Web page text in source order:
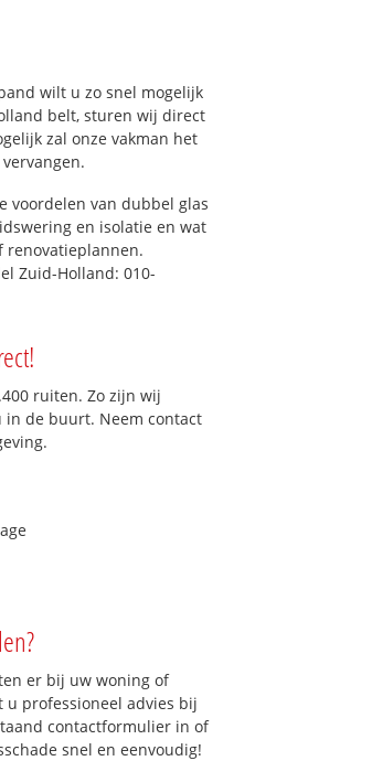
wilt u zo snel mogelijk
belt, sturen wij direct
zal onze vakman het
voordelen van dubbel glas
en isolatie en wat
renovatieplannen.
Zuid-Holland: 010-
ruiten. Zo zijn wij
in de buurt. Neem contact
er bij uw woning of
professioneel advies bij
contactformulier in of
snel en eenvoudig!